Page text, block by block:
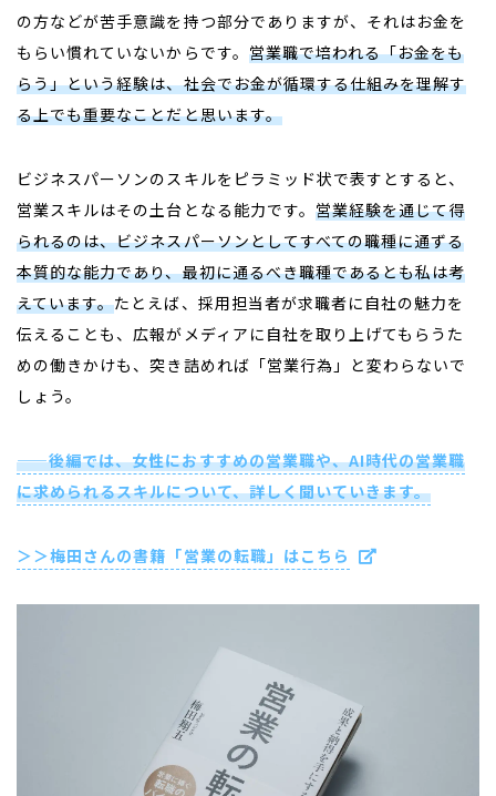
の方などが苦手意識を持つ部分でありますが、それはお金を
もらい慣れていないからです。 営業職で培われる「お金をも
らう」という経験は、社会でお金が循環する仕組みを理解す
る上でも重要なことだと思います。
ビジネスパーソンのスキルをピラミッド状で表すとすると、
営業スキルはその土台となる能力です。 営業経験を通じて得
られるのは、ビジネスパーソンとしてすべての職種に通ずる
本質的な能力であり、最初に通るべき職種であるとも私は考
えています。たとえば、採用担当者が求職者に自社の魅力を
伝えることも、広報がメディアに自社を取り上げてもらうた
めの働きかけも、突き詰めれば「営業行為」と変わらないで
しょう。
——後編では、女性におすすめの営業職や、AI時代の営業職
に求められるスキルについて、詳しく聞いていきます。
＞＞梅田さんの書籍「営業の転職」はこちら